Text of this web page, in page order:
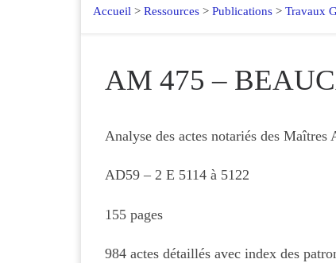
Accueil > Ressources > Publications > Travaux
AM 475 –
Analyse des actes notariés des
AD59 – 2 E 5114 à 5122
155 pages
984 actes détaillés avec index des